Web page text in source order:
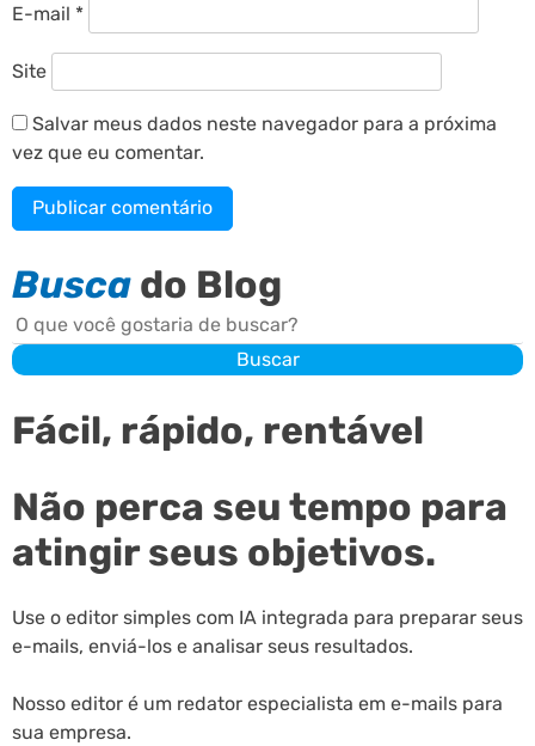
E-mail *
Site
Salvar meus dados neste navegador para a próxima
vez que eu comentar.
Busca do Blog
Buscar
Buscar
Fácil, rápido, rentável
Não perca seu tempo para
atingir seus objetivos.
Use o editor simples com IA integrada para preparar seus
e-mails, enviá-los e analisar seus resultados.
Nosso editor é um redator especialista em e-mails para
sua empresa.